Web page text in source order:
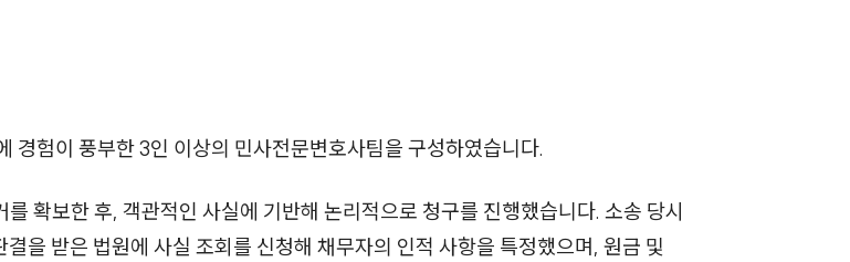
경험이 풍부한 3인 이상의 민사전문변호사팀을 구성하였습니다.
확보한 후, 객관적인 사실에 기반해 논리적으로 청구를 진행했습니다. 소송 당시
을 받은 법원에 사실 조회를 신청해 채무자의 인적 사항을 특정했으며, 원금 및